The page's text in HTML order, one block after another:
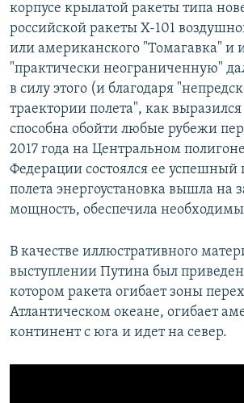
корпусе крылатой ракеты типа
российской ракеты Х-101
или американского "Томагавка" и
"практически неограниченную"
в силу этого (и благодаря
траектории полета", как
способна обойти любые рубежи
2017 года на Центральном
Федерации состоялся ее успешный
полета энергоустановка вышла на
мощность, обеспечила
В качестве иллюстративного
выступлении Путина был
котором ракета огибает зоны
Атлантическом океане, огибает
континент с юга и идет на север.